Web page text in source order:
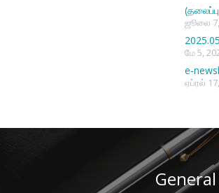
ஜூலை 7,
மே 5,
e-
ஏப்ரல்